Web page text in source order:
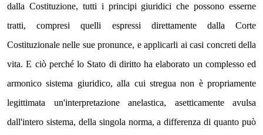
dalla Costituzione, tutti i principi giuridici che possono esserne
tratti, compresi quelli espressi direttamente dalla Corte
Costituzionale nelle sue pronunce, e applicarli ai casi concreti della
vita. E ciò perché lo Stato di diritto ha elaborato un complesso ed
armonico sistema giuridico, alla cui stregua non è propriamente
legittimata un'interpretazione anelastica, asetticamente avulsa
dall'intero sistema, della singola norma, a differenza di quanto può